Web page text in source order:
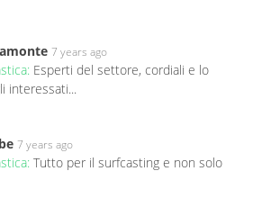
7 years ago
Esperti del settore, cordiali e lo
interessati...
7 years ago
Tutto per il surfcasting e non solo